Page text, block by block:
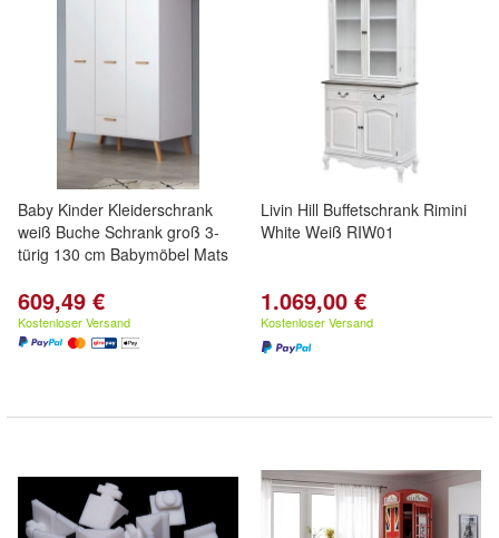
Baby Kinder Kleiderschrank
weiß Buche Schrank groß 3-
türig 130 cm Babymöbel Mats
609,49 €
Kostenloser Versand
Livin Hill Buffetschrank Rimini
White Weiß RIW01
1.069,00 €
Kostenloser Versand